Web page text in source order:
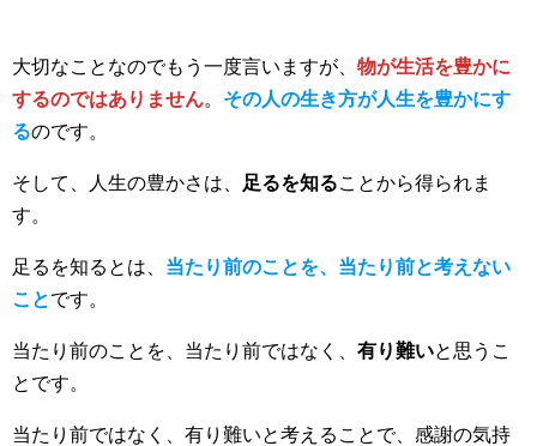
大切なことなのでもう一度言いますが、 物が生活を豊かに
するのではありません。 その人の生き方が人生を豊かにす
るのです。
そして、人生の豊かさは、 足るを知ることから得られま
す。
足るを知るとは、 当たり前のことを、当たり前と考えない
ことです。
当たり前のことを、当たり前ではなく、 有り難いと思うこ
とです。
当たり前ではなく、有り難いと考えることで、感謝の気持